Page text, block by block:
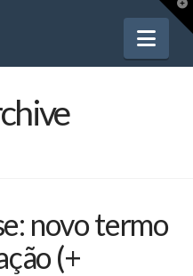
novo termo
(+